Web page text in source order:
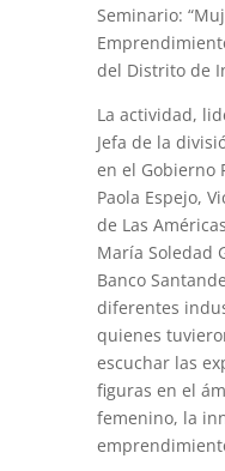
Seminario:
del Distrito de
La actividad,
Jefa de la
en el Gobierno
Paola Espejo,
de Las
María Soledad
Banco
diferentes
quienes
escuchar las
figuras en el
femenino, la